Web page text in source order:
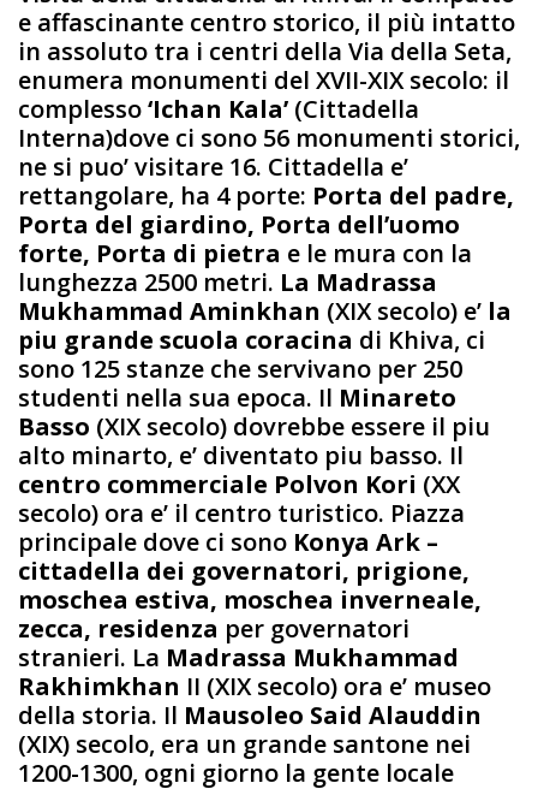
e affascinante centro storico, il più intatto
in assoluto tra i centri della Via della Seta,
enumera monumenti del XVII-XIX secolo: il
complesso‘Ichan Kala’ (Cittadella
Interna)dove ci sono 56 monumenti storici,
ne si puo’ visitare 16. Cittadella e’
rettangolare, ha 4 porte: Porta del padre,
Porta del giardino, Porta dell’uomo
forte, Porta di pietra e le mura con la
lunghezza 2500 metri. La Madrassa
Mukhammad Aminkhan (XIX secolo) e’ la
piu grande scuola coracina di Khiva, ci
sono 125 stanze che servivano per 250
studenti nella sua epoca. Il Minareto
Basso (XIX secolo) dovrebbe essere il piu
alto minarto, e’ diventato piu basso. Il
centro commerciale Polvon Kori (XX
secolo) ora e’ il centro turistico. Piazza
principale dove ci sono Konya Ark –
cittadella dei governatori, prigione,
moschea estiva, moschea inverneale,
zecca, residenza per governatori
stranieri. La Madrassa Mukhammad
Rakhimkhan II (XIX secolo) ora e’ museo
della storia. Il Mausoleo Said Alauddin
(XIX) secolo, era un grande santone nei
1200-1300, ogni giorno la gente locale